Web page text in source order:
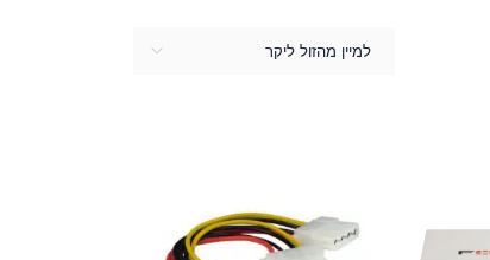
למיין מהזול ליקר